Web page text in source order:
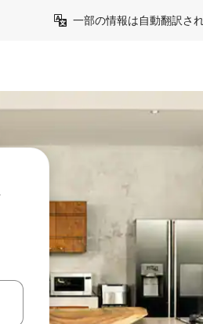
一部の情報は自動翻訳され
移動するか、画面をタッチまたはスワ